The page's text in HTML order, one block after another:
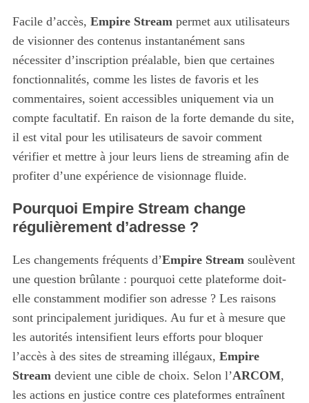
Facile d’accès, Empire Streampermet aux utilisateurs
de visionner des contenus instantanément sans
nécessiter d’inscription préalable, bien que certaines
fonctionnalités, comme les listes de favoris et les
commentaires, soient accessibles uniquement via un
compte facultatif. En raison de la forte demande du site,
il est vital pour les utilisateurs de savoir comment
vérifier et mettre à jour leurs liens de streaming afin de
profiter d’une expérience de visionnage fluide.
Pourquoi Empire Stream change
régulièrement d’adresse ?
Les changements fréquents d’Empire Streamsoulèvent
une question brûlante : pourquoi cette plateforme doit-
elle constamment modifier son adresse ? Les raisons
sont principalement juridiques. Au fur et à mesure que
les autorités intensifient leurs efforts pour bloquer
l’accès à des sites de streaming illégaux, Empire
Streamdevient une cible de choix. Selon l’ARCOM,
les actions en justice contre ces plateformes entraînent